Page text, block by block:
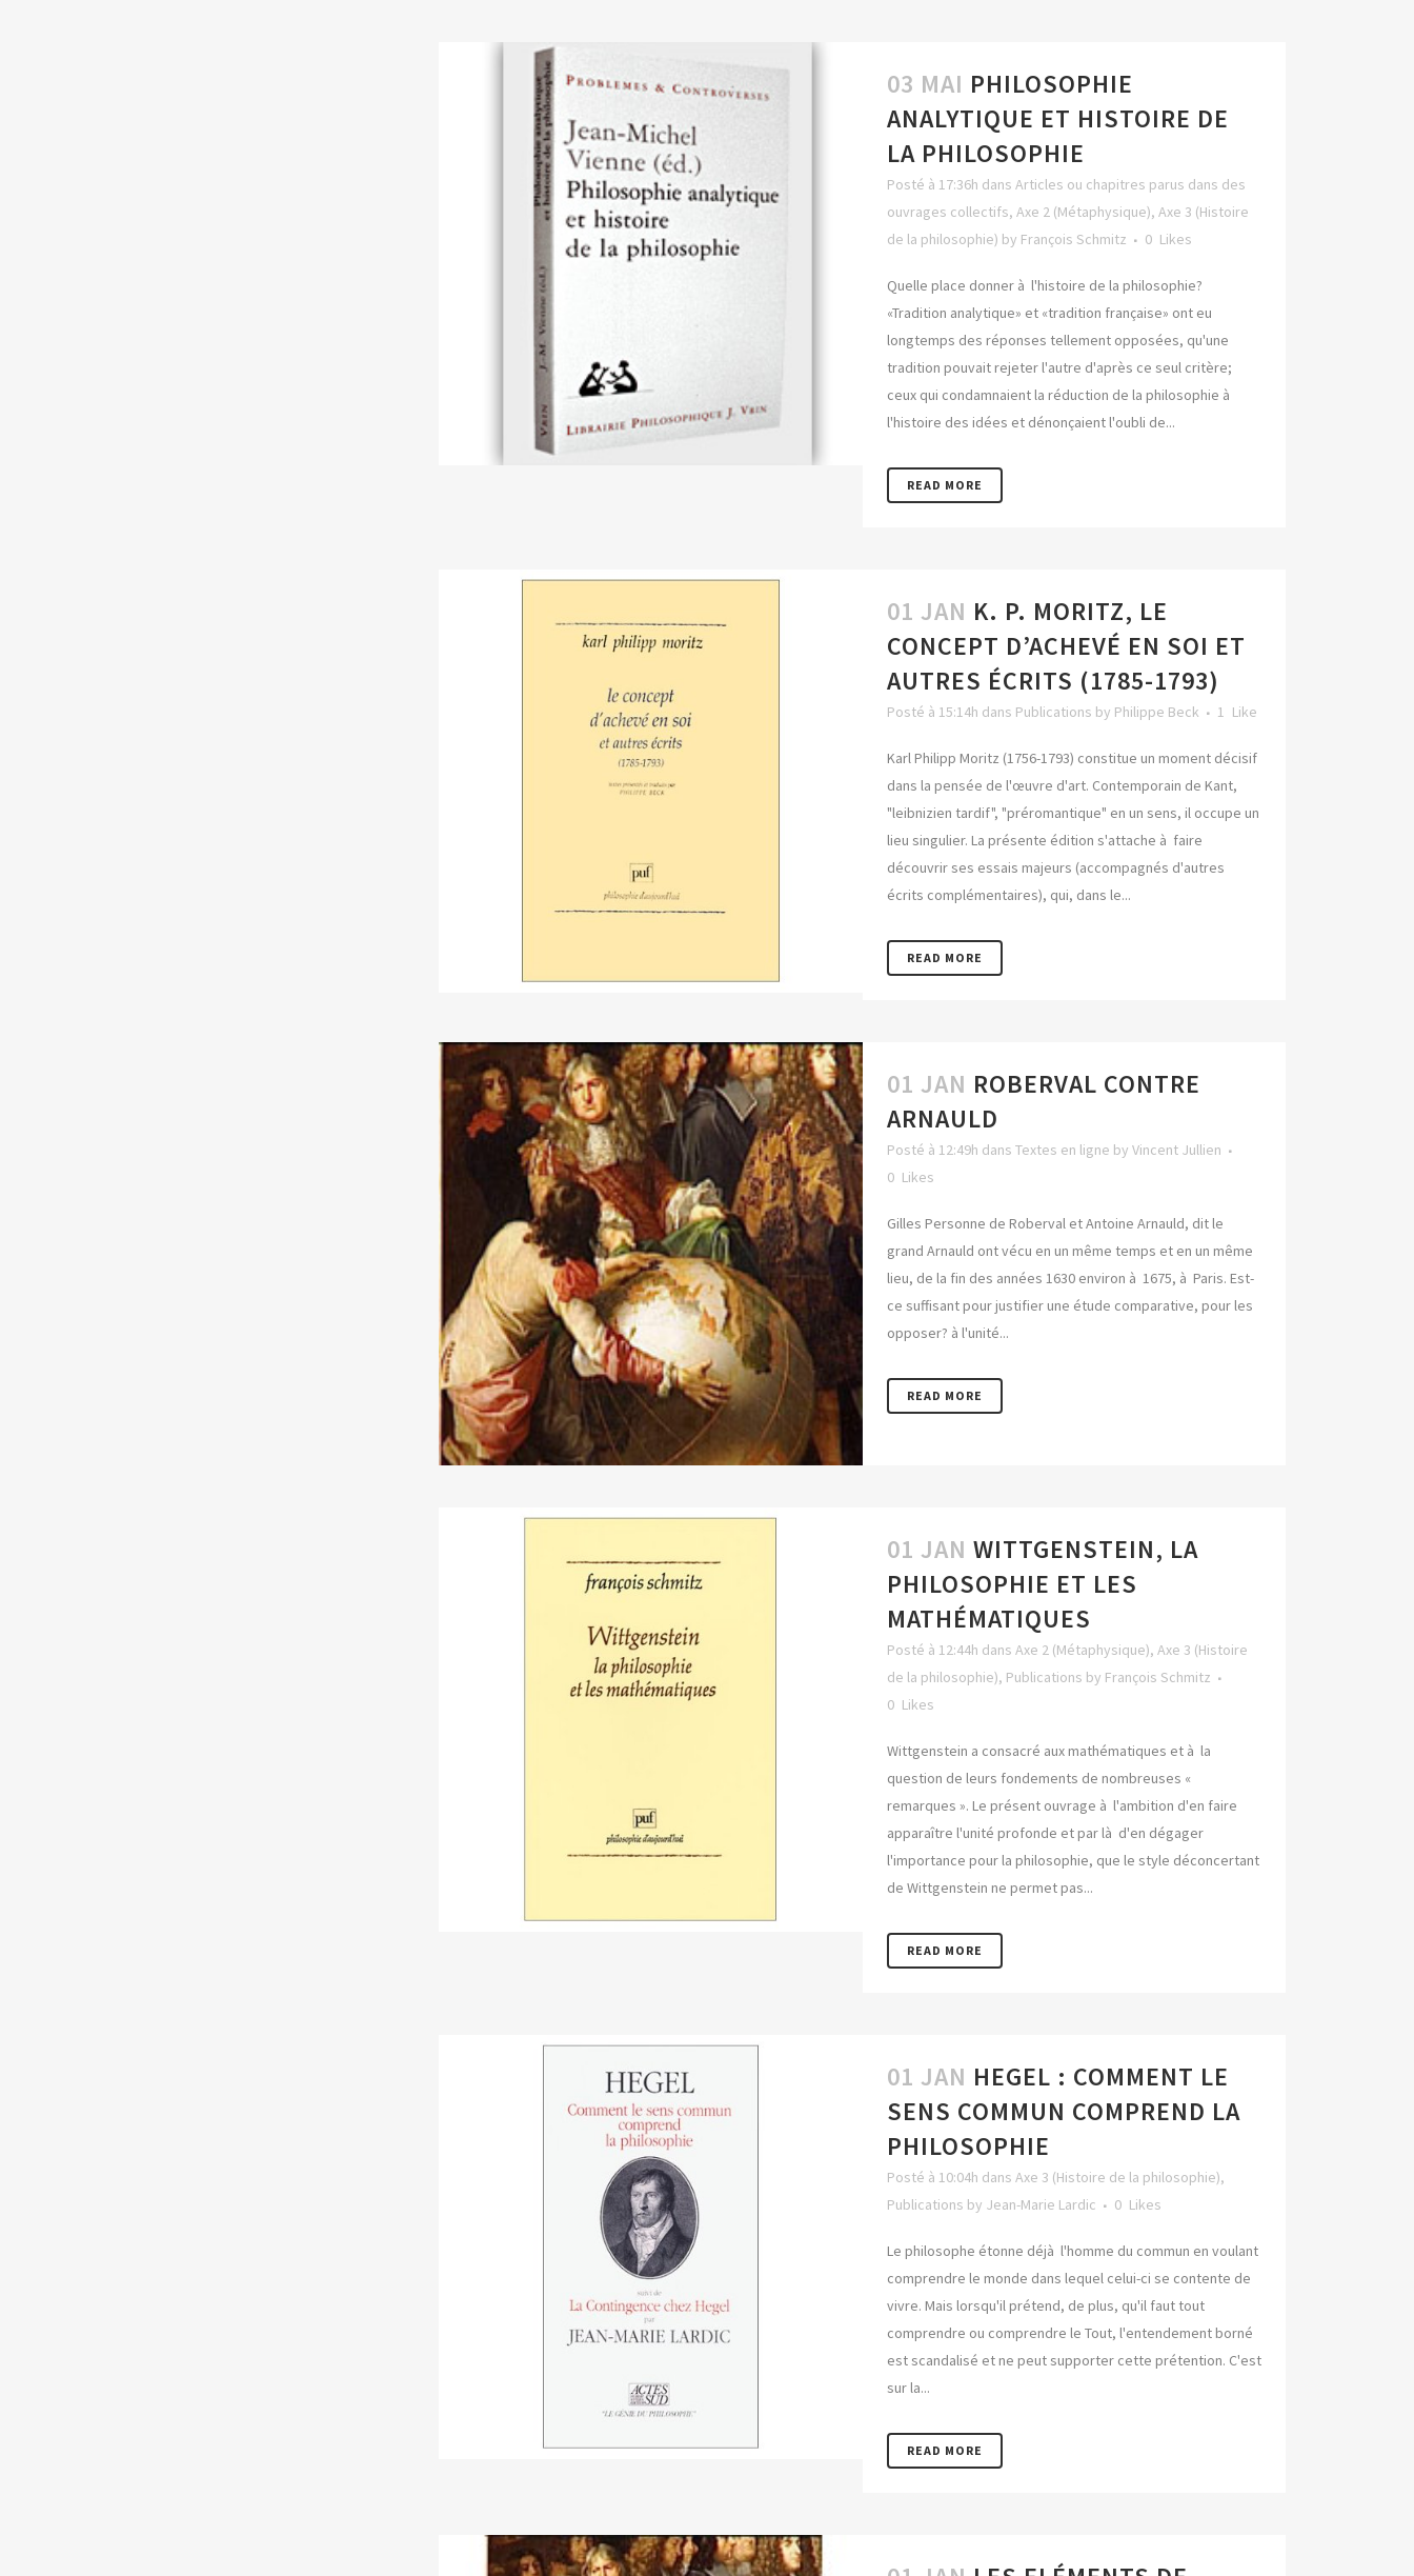
03 MAI PHILOSOPHIE
ANALYTIQUE ET HISTOIRE DE
LA PHILOSOPHIE
Posté à 17:36h dans Articles ou chapitres parus dans des
ouvrages collectifs, Axe 2 (Métaphysique), Axe 3 (Histoire
de la philosophie) by François Schmitz 0 Likes
Quelle place donner à l'histoire de la philosophie?
«Tradition analytique» et «tradition française» ont eu
longtemps des réponses tellement opposées, qu'une
tradition pouvait rejeter l'autre d'après ce seul critère;
ceux qui condamnaient la réduction de la philosophie à
l'histoire des idées et dénonçaient l'oubli de...
READ MORE
01 JAN K. P. MORITZ, LE
CONCEPT D’ACHEVÉ EN SOI ET
AUTRES ÉCRITS (1785-1793)
Posté à 15:14h dans Publications by Philippe Beck 1 Like
Karl Philipp Moritz (1756-1793) constitue un moment décisif
dans la pensée de l'œuvre d'art. Contemporain de Kant,
"leibnizien tardif", "préromantique" en un sens, il occupe un
lieu singulier. La présente édition s'attache à faire
découvrir ses essais majeurs (accompagnés d'autres
écrits complémentaires), qui, dans le...
READ MORE
01 JAN ROBERVAL CONTRE
ARNAULD
Posté à 12:49h dans Textes en ligne by Vincent Jullien
0 Likes
Gilles Personne de Roberval et Antoine Arnauld, dit le
grand Arnauld ont vécu en un même temps et en un même
lieu, de la fin des années 1630 environ à 1675, à Paris. Est-
ce suffisant pour justifier une étude comparative, pour les
opposer? à l'unité...
READ MORE
01 JAN WITTGENSTEIN, LA
PHILOSOPHIE ET LES
MATHÉMATIQUES
Posté à 12:44h dans Axe 2 (Métaphysique), Axe 3 (Histoire
de la philosophie), Publications by François Schmitz
0 Likes
Wittgenstein a consacré aux mathématiques et à la
question de leurs fondements de nombreuses «
remarques ». Le présent ouvrage à l'ambition d'en faire
apparaître l'unité profonde et par là d'en dégager
l'importance pour la philosophie, que le style déconcertant
de Wittgenstein ne permet pas...
READ MORE
01 JAN HEGEL : COMMENT LE
SENS COMMUN COMPREND LA
PHILOSOPHIE
Posté à 10:04h dans Axe 3 (Histoire de la philosophie),
Publications by Jean-Marie Lardic 0 Likes
Le philosophe étonne déjà l'homme du commun en voulant
comprendre le monde dans lequel celui-ci se contente de
vivre. Mais lorsqu'il prétend, de plus, qu'il faut tout
comprendre ou comprendre le Tout, l'entendement borné
est scandalisé et ne peut supporter cette prétention. C'est
sur la...
READ MORE